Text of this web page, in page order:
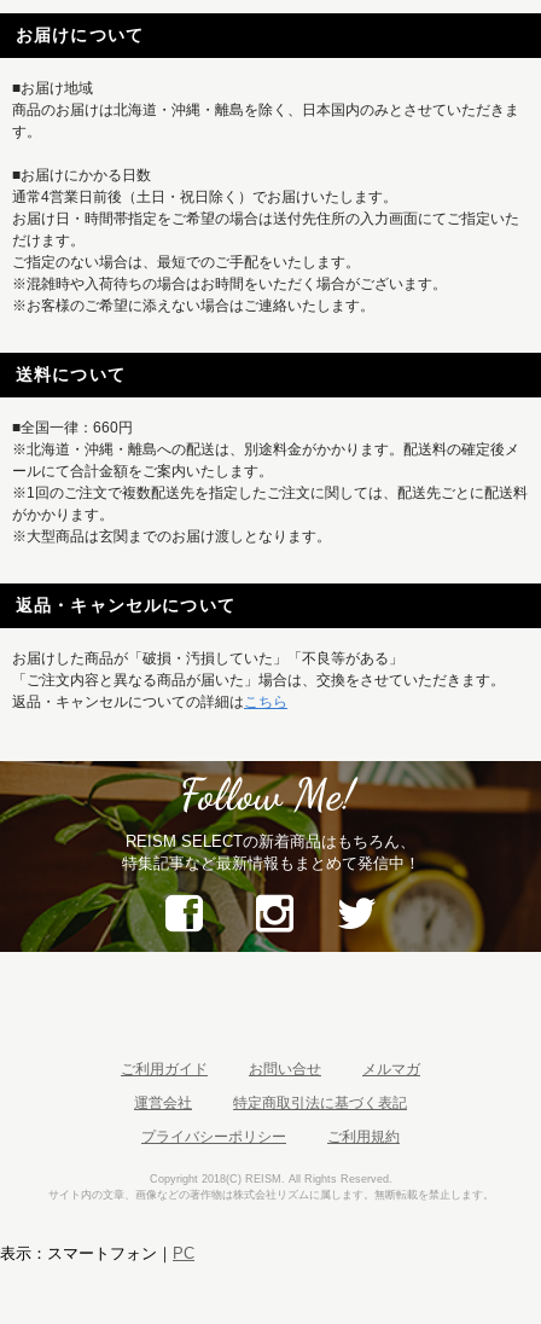
お届けについて
■お届け地域
商品のお届けは北海道・沖縄・離島を除く、日本国内のみとさせていただきま
す。
■お届けにかかる日数
通常4営業日前後（土日・祝日除く）でお届けいたします。
お届け日・時間帯指定をご希望の場合は送付先住所の入力画面にてご指定いた
だけます。
ご指定のない場合は、最短でのご手配をいたします。
※混雑時や入荷待ちの場合はお時間をいただく場合がございます。
※お客様のご希望に添えない場合はご連絡いたします。
送料について
■全国一律：660円
※北海道・沖縄・離島への配送は、別途料金がかかります。配送料の確定後メ
ールにて合計金額をご案内いたします。
※1回のご注文で複数配送先を指定したご注文に関しては、配送先ごとに配送料
がかかります。
※大型商品は玄関までのお届け渡しとなります。
返品・キャンセルについて
お届けした商品が「破損・汚損していた」「不良等がある」
「ご注文内容と異なる商品が届いた」場合は、交換をさせていただきます。
返品・キャンセルについての詳細はこちら
REISM SELECTの新着商品はもちろん、
特集記事など最新情報もまとめて発信中！
ご利用ガイド お問い合せ
メルマガ
運営会社
特定商取引法に基づく表記
プライバシーポリシー
ご利用規約
Copyright 2018(C) REISM. All Rights Reserved.
サイト内の文章、画像などの著作物は株式会社リズムに属します。無断転載を禁止します。
表示：スマートフォン｜ PC